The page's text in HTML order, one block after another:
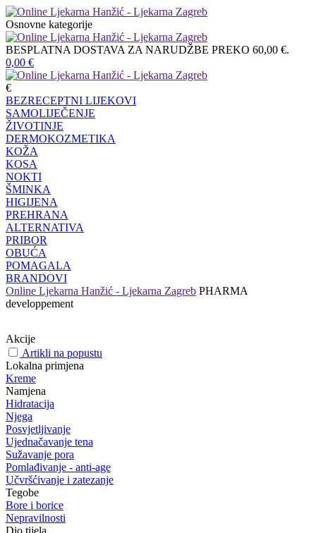
Osnovne kategorije
BESPLATNA DOSTAVA ZA NARUDŽBE PREKO 60,00 €.
0,00 €
€
BEZRECEPTNI LIJEKOVI
SAMOLIJEČENJE
ŽIVOTINJE
DERMOKOZMETIKA
KOŽA
KOSA
NOKTI
ŠMINKA
HIGIJENA
PREHRANA
ALTERNATIVA
PRIBOR
OBUĆA
POMAGALA
BRANDOVI
Online Ljekarna Hanžić - Ljekarna Zagreb PHARMA
developpement
Akcije
Artikli na popustu
Lokalna primjena
Kreme
Namjena
Hidratacija
Njega
Posvjetljivanje
Ujednačavanje tena
Sužavanje pora
Pomlađivanje - anti-age
Učvršćivanje i zatezanje
Tegobe
Bore i borice
Nepravilnosti
Dio tijela